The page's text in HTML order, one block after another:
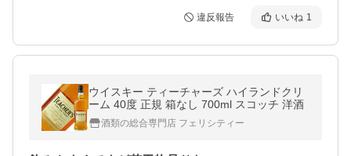
違反報告 いいね 1
ウイスキー ティーチャーズ ハイランドクリ
ーム 40度 正規 箱なし 700ml スコッチ 洋酒
酒類の総合専門店 フェリシティー